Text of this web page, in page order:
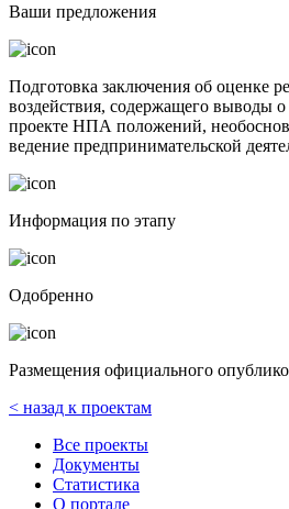
Ваши предложения
Подготовка заключения об оценке
воздействия, содержащего выводы
проекте НПА положений,
ведение предпринимательской
Информация по этапу
Одобренно
Размещения официального
< назад к проектам
Все проекты
Документы
Статистика
О портале